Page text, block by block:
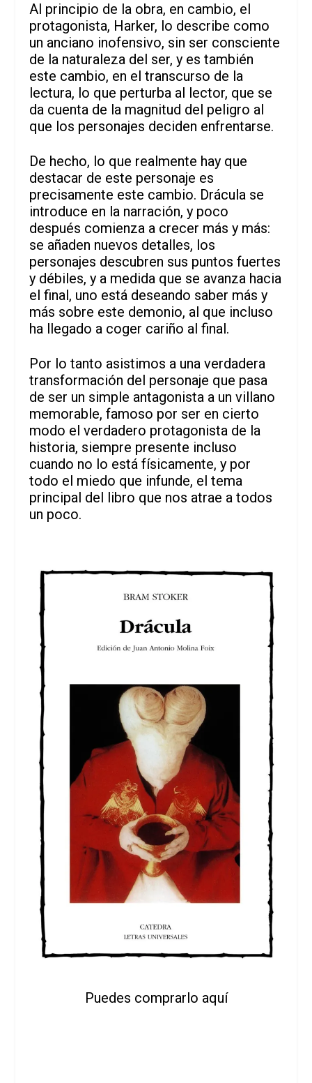
Al principio de la obra, en cambio, el
protagonista, Harker, lo describe como
un anciano inofensivo, sin ser consciente
de la naturaleza del ser, y es también
este cambio, en el transcurso de la
lectura, lo que perturba al lector, que se
da cuenta de la magnitud del peligro al
que los personajes deciden enfrentarse.
De hecho, lo que realmente hay que
destacar de este personaje es
precisamente este cambio. Drácula se
introduce en la narración, y poco
después comienza a crecer más y más:
se añaden nuevos detalles, los
personajes descubren sus puntos fuertes
y débiles, y a medida que se avanza hacia
el final, uno está deseando saber más y
más sobre este demonio, al que incluso
ha llegado a coger cariño al final.
Por lo tanto asistimos a una verdadera
transformación del personaje que pasa
de ser un simple antagonista a un villano
memorable, famoso por ser en cierto
modo el verdadero protagonista de la
historia, siempre presente incluso
cuando no lo está físicamente, y por
todo el miedo que infunde, el tema
principal del libro que nos atrae a todos
un poco.
Puedes comprarlo aquí